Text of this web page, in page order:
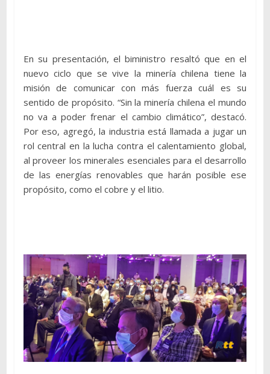
En su presentación, el biministro resaltó que en el
nuevo ciclo que se vive la minería chilena tiene la
misión de comunicar con más fuerza cuál es su
sentido de propósito. “Sin la minería chilena el mundo
no va a poder frenar el cambio climático”, destacó.
Por eso, agregó, la industria está llamada a jugar un
rol central en la lucha contra el calentamiento global,
al proveer los minerales esenciales para el desarrollo
de las energías renovables que harán posible ese
propósito, como el cobre y el litio.